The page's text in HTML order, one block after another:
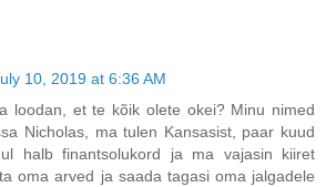
10, 2019 at 6:36 AM
loodan, et te kõik olete okei? Minu nimed
Nicholas, ma tulen Kansasist, paar kuud
halb finantsolukord ja ma vajasin kiiret
oma arved ja saada tagasi oma jalgadele